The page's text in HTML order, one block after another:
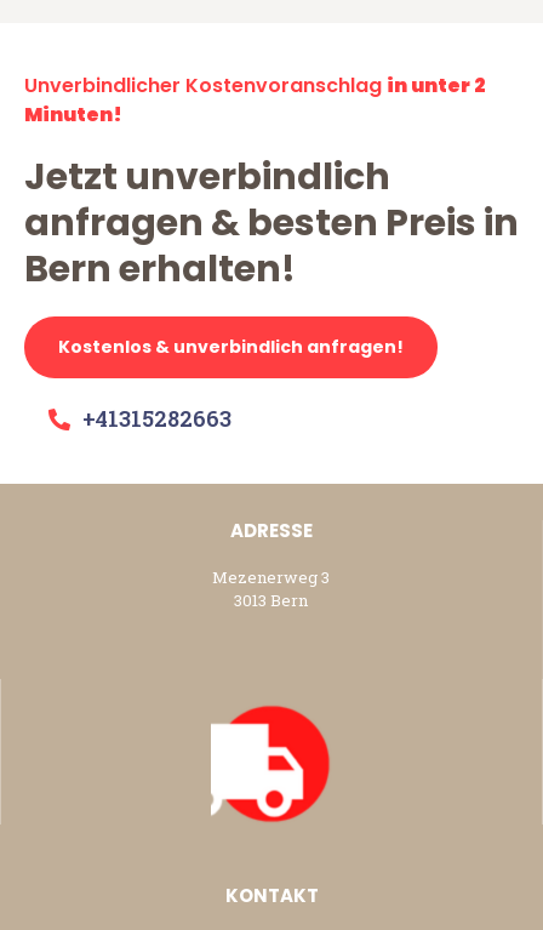
Unverbindlicher Kostenvoranschlag in unter 2
Minuten!
Jetzt unverbindlich
anfragen & besten Preis in
Bern erhalten!
Kostenlos & unverbindlich anfragen!
+41315282663
ADRESSE
Mezenerweg 3
3013 Bern
KONTAKT